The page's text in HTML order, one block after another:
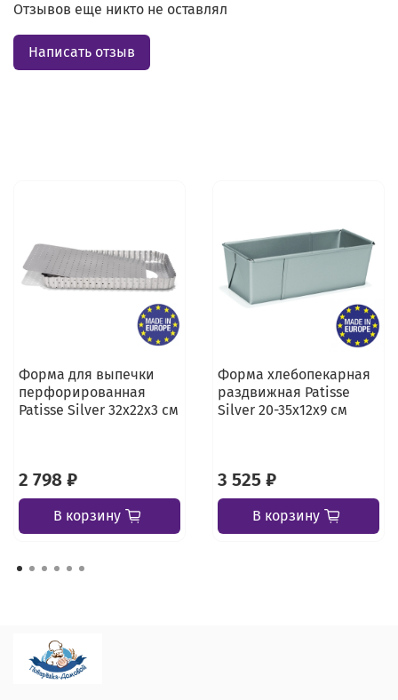
Отзывов еще никто не оставлял
Написать отзыв
Форма для выпечки
перфорированная
Patisse Silver 32х22х3 см
2 798 ₽
В корзину
Форма хлебопекарная
раздвижная Patisse
Silver 20-35х12х9 см
3 525 ₽
В корзину